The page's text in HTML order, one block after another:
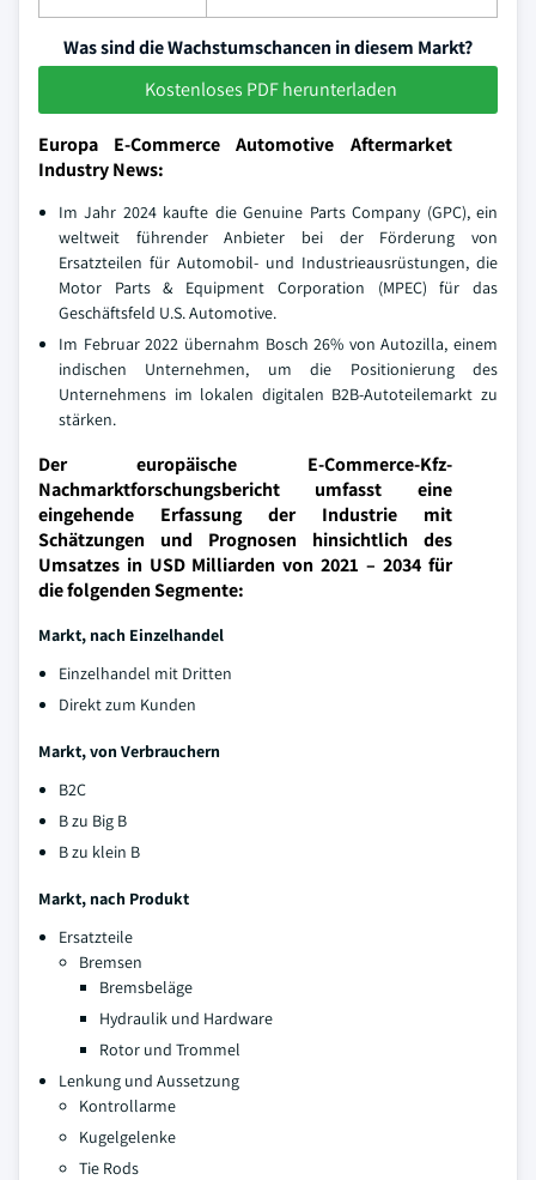
Was sind die Wachstumschancen in diesem Markt?
Kostenloses PDF herunterladen
Europa E-Commerce Automotive Aftermarket
Industry News:
Im Jahr 2024 kaufte die Genuine Parts Company (GPC), ein
weltweit führender Anbieter bei der Förderung von
Ersatzteilen für Automobil- und Industrieausrüstungen, die
Motor Parts & Equipment Corporation (MPEC) für das
Geschäftsfeld U.S. Automotive.
Im Februar 2022 übernahm Bosch 26% von Autozilla, einem
indischen Unternehmen, um die Positionierung des
Unternehmens im lokalen digitalen B2B-Autoteilemarkt zu
stärken.
Der europäische E-Commerce-Kfz-
Nachmarktforschungsbericht umfasst eine
eingehende Erfassung der Industrie mit
Schätzungen und Prognosen hinsichtlich des
Umsatzes in USD Milliarden von 2021 – 2034 für
die folgenden Segmente:
Markt, nach Einzelhandel
Einzelhandel mit Dritten
Direkt zum Kunden
Markt, von Verbrauchern
B2C
B zu Big B
B zu klein B
Markt, nach Produkt
Ersatzteile
Bremsen
Bremsbeläge
Hydraulik und Hardware
Rotor und Trommel
Lenkung und Aussetzung
Kontrollarme
Kugelgelenke
Tie Rods